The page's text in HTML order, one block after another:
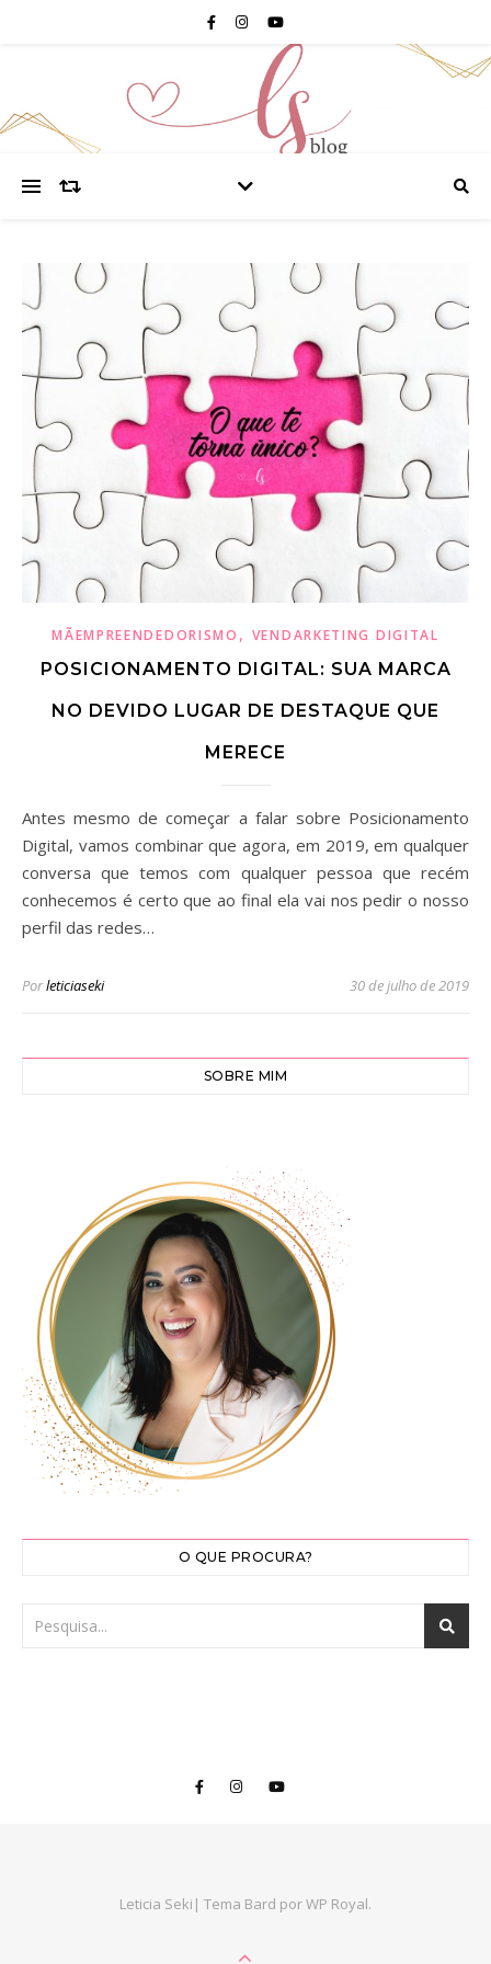
MÃEMPREENDEDORISMO , VENDARKETING DIGITAL
POSICIONAMENTO DIGITAL: SUA MARCA
NO DEVIDO LUGAR DE DESTAQUE QUE
MERECE
Antes mesmo de começar a falar sobre Posicionamento
Digital, vamos combinar que agora, em 2019, em qualquer
conversa que temos com qualquer pessoa que recém
conhecemos é certo que ao final ela vai nos pedir o nosso
perfil das redes…
Porleticiaseki 30 de julho de 2019
SOBRE MIM
O QUE PROCURA?
Leticia Seki| Tema Bard porWP Royal.